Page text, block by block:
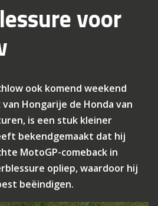
voor
ook komend weekend
Hongarije de Honda van
is een stuk kleiner
bekendgemaakt dat hij
MotoGP-comeback in
opliep, waardoor hij
beëindigen.